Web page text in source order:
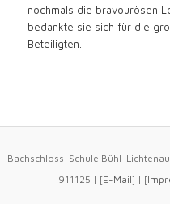
nochmals die bravourösen
bedankte sie sich für die
Beteiligten.
Bachschloss-Schule Bühl-
911125 | [E-Mail] | [